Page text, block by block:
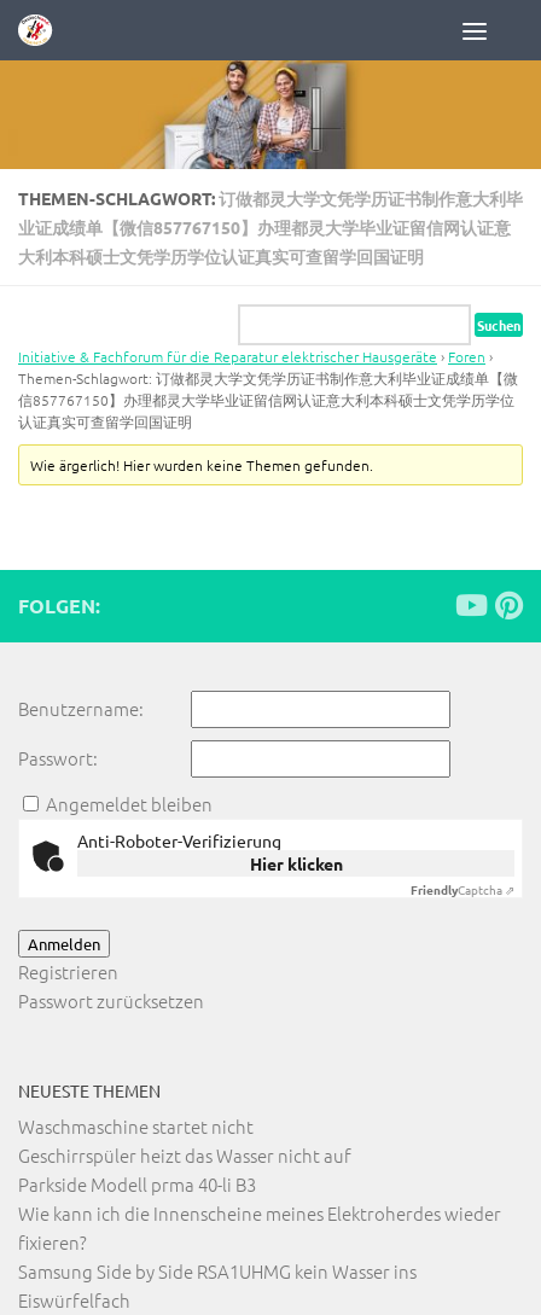
Zum Inhalt springen
THEMEN-SCHLAGWORT:订做都灵大学文凭学历证书制作意大利毕
业证成绩单【微信857767150】办理都灵大学毕业证留信网认证意
大利本科硕士文凭学历学位认证真实可查留学回国证明
Initiative & Fachforum für die Reparatur elektrischer Hausgeräte › Foren ›
Themen-Schlagwort: 订做都灵大学文凭学历证书制作意大利毕业证成绩单【微
信857767150】办理都灵大学毕业证留信网认证意大利本科硕士文凭学历学位
认证真实可查留学回国证明
Wie ärgerlich! Hier wurden keine Themen gefunden.
FOLGEN:
Benutzername:
Passwort:
Angemeldet bleiben
Anti-Roboter-Verifizierung
Hier klicken
FriendlyCaptcha ⇗
Anmelden
Registrieren
Passwort zurücksetzen
NEUESTE THEMEN
Waschmaschine startet nicht
Geschirrspüler heizt das Wasser nicht auf
Parkside Modell prma 40-li B3
Wie kann ich die Innenscheine meines Elektroherdes wieder
fixieren?
Samsung Side by Side RSA1UHMG kein Wasser ins
Eiswürfelfach